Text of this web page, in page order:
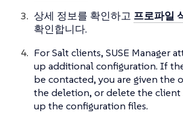
상세 정보를 확인하고 프로파일
확인합니다.
For Salt clients, SUSE Manager
up additional configuration. If
be contacted, you are given the
the deletion, or delete the
up the configuration files.